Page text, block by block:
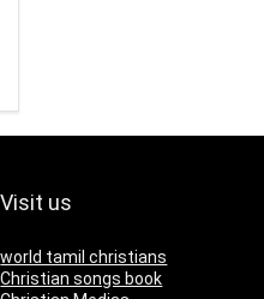
Visit us
world tamil christians
Christian songs book